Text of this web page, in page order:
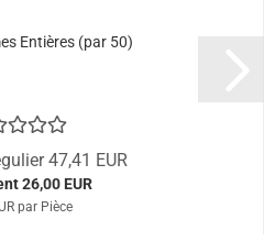
Entières (par 50)
47,41 EUR
26,00 EUR
par Pièce